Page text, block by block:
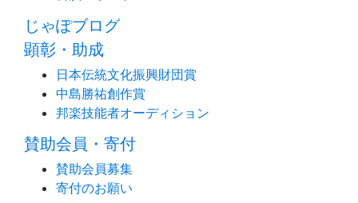
じゃぽブログ
顕彰・助成
日本伝統文化振興財団賞
中島勝祐創作賞
邦楽技能者オーディション
賛助会員・寄付
賛助会員募集
寄付のお願い